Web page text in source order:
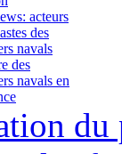
acteurs
des
navals
des
navals en